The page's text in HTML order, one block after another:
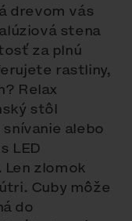
drevom vás
stena
za plnú
rastliny,
Relax
stôl
alebo
LED
Len zlomok
Cuby môže
do